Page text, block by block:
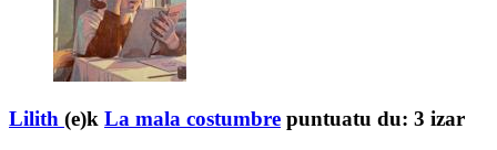
Lilith (e)k La mala costumbre puntuatu du: 3 izar